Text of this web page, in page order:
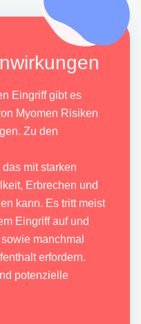
Eingriff gibt es
Myomen Risiken
Zu den
mit starken
Erbrechen und
kann. Es tritt meist
Eingriff auf und
manchmal
erfordern.
potenzielle